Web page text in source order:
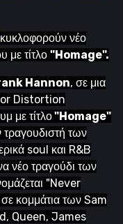
κυκλοφορούν νέο
με τίτλο "Homage".
Hannon, σε μια
Distortion
με τίτλο"Homage"
τραγουδιστή των
soul και R&B
νέο τραγούδι των
"Never
κομμάτια των Sam
Queen, James